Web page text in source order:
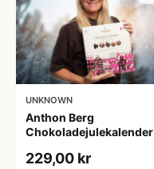
UNKNOWN
Anthon Berg
Chokoladejulekalender
229,00 kr